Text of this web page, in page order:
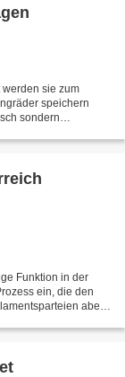
sie zum
speichern
sondern
Funktion in der
ein, die den
aber